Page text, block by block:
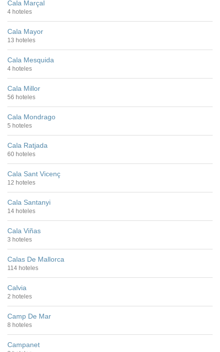
Cala Marçal
4 hoteles
Cala Mayor
13 hoteles
Cala Mesquida
4 hoteles
Cala Millor
56 hoteles
Cala Mondrago
5 hoteles
Cala Ratjada
60 hoteles
Cala Sant Vicenç
12 hoteles
Cala Santanyi
14 hoteles
Cala Viñas
3 hoteles
Calas De Mallorca
114 hoteles
Calvia
2 hoteles
Camp De Mar
8 hoteles
Campanet